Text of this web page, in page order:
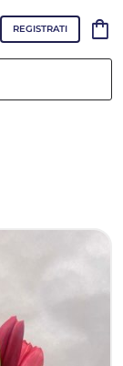
REGISTRATI shopping_bag